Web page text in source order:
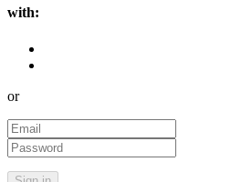
with:
or